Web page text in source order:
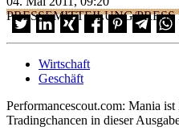
PRESSEMITTEILUNG/
Wirtschaft
Geschäft
Performancescout.com: Mania
Tradingchancen in dieser